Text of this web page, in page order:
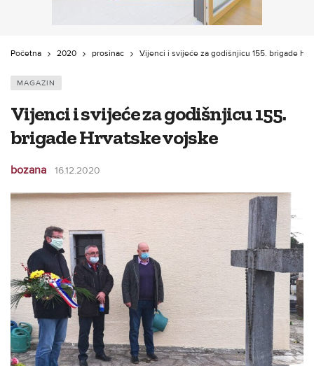
Početna 2020 prosinac Vijenci i svijeće za godišnjicu 155. brigade
MAGAZIN
Vijenci i svijeće za godišnjicu 155.
brigade Hrvatske vojske
bozana 16.12.2020